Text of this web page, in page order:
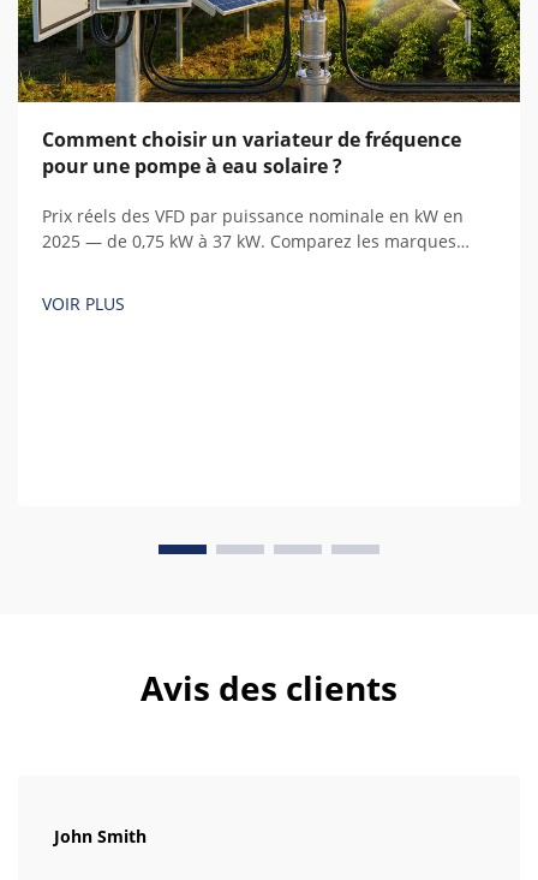
Comment choisir un variateur de fréquence
pour une pompe à eau solaire ?
Prix réels des VFD par puissance nominale en kW en
2025 — de 0,75 kW à 37 kW. Comparez les marques
VOIR PLUS
Avis des clients
John Smith